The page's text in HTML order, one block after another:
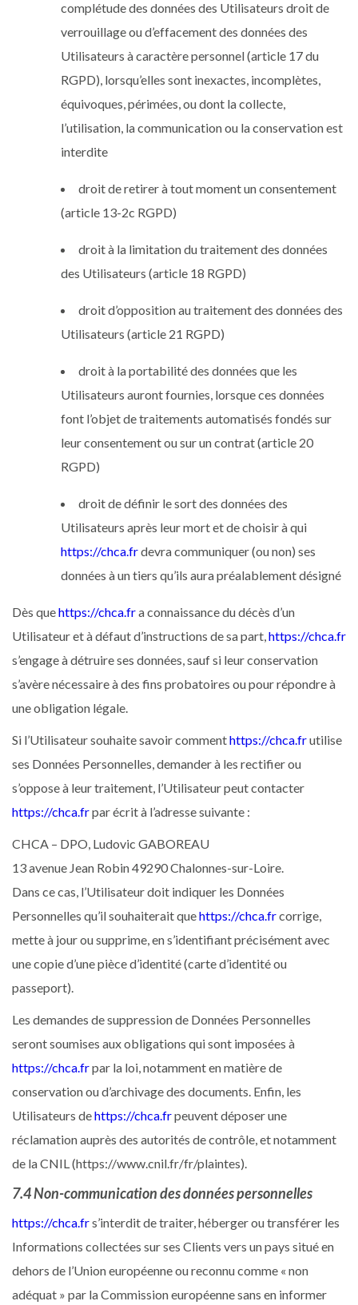
complétude des données des Utilisateurs droit de
verrouillage ou d’effacement des données des
Utilisateurs à caractère personnel (article 17 du
RGPD), lorsqu’elles sont inexactes, incomplètes,
équivoques, périmées, ou dont la collecte,
l’utilisation, la communication ou la conservation est
interdite
droit de retirer à tout moment un consentement
(article 13-2c RGPD)
droit à la limitation du traitement des données
des Utilisateurs (article 18 RGPD)
droit d’opposition au traitement des données des
Utilisateurs (article 21 RGPD)
droit à la portabilité des données que les
Utilisateurs auront fournies, lorsque ces données
font l’objet de traitements automatisés fondés sur
leur consentement ou sur un contrat (article 20
RGPD)
droit de définir le sort des données des
Utilisateurs après leur mort et de choisir à qui
https://chca.frdevra communiquer (ou non) ses
données à un tiers qu’ils aura préalablement désigné
Dès quehttps://chca.fra connaissance du décès d’un
Utilisateur et à défaut d’instructions de sa part,https://chca.fr
s’engage à détruire ses données, sauf si leur conservation
s’avère nécessaire à des fins probatoires ou pour répondre à
une obligation légale.
Si l’Utilisateur souhaite savoir commenthttps://chca.frutilise
ses Données Personnelles, demander à les rectifier ou
s’oppose à leur traitement, l’Utilisateur peut contacter
https://chca.frpar écrit à l’adresse suivante :
CHCA – DPO, Ludovic GABOREAU
13 avenue Jean Robin 49290 Chalonnes-sur-Loire.
Dans ce cas, l’Utilisateur doit indiquer les Données
Personnelles qu’il souhaiterait quehttps://chca.frcorrige,
mette à jour ou supprime, en s’identifiant précisément avec
une copie d’une pièce d’identité (carte d’identité ou
passeport).
Les demandes de suppression de Données Personnelles
seront soumises aux obligations qui sont imposées à
https://chca.frpar la loi, notamment en matière de
conservation ou d’archivage des documents. Enfin, les
Utilisateurs dehttps://chca.frpeuvent déposer une
réclamation auprès des autorités de contrôle, et notamment
de la CNIL (https://www.cnil.fr/fr/plaintes).
7.4 Non-communication des données personnelles
https://chca.frs’interdit de traiter, héberger ou transférer les
Informations collectées sur ses Clients vers un pays situé en
dehors de l’Union européenne ou reconnu comme « non
adéquat » par la Commission européenne sans en informer